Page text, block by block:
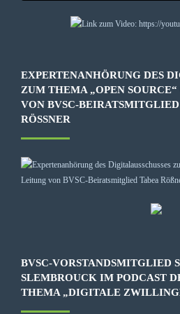
EXPERTENANHÖRUNG DES
ZUM THEMA „OPEN
VON BVSC-
RÖSSNER
BVSC-VORSTANDSMITGLIED
SLEMBROUCK IM PODCAST
THEMA „DIGITALE